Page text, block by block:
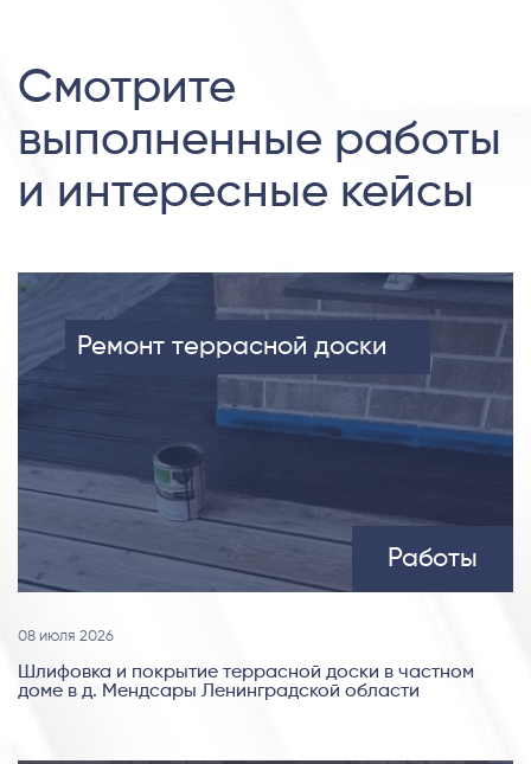
Смотрите
выполненные работы
и интересные кейсы
Ремонт террасной доски
Работы
08 июля 2026
Шлифовка и покрытие террасной доски в частном
доме в д. Мендсары Ленинградской области